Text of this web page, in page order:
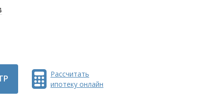
Рассчитать
ипотеку онлайн